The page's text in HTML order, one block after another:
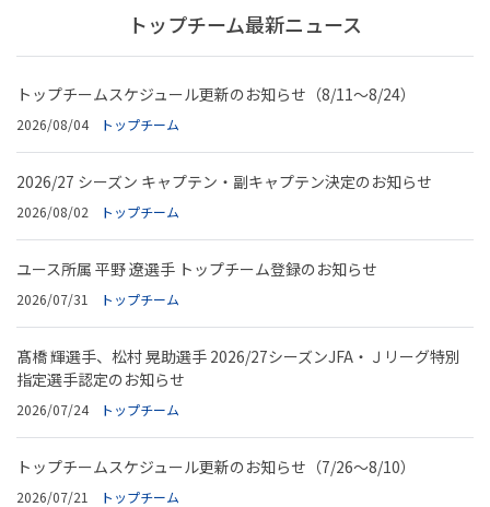
トップチーム最新ニュース
トップチームスケジュール更新のお知らせ（8/11～8/24）
2026/08/04 トップチーム
2026/27 シーズン キャプテン・副キャプテン決定のお知らせ
2026/08/02 トップチーム
ユース所属 平野 遼選手 トップチーム登録のお知らせ
2026/07/31 トップチーム
髙橋 輝選手、松村 晃助選手 2026/27シーズンJFA・Ｊリーグ特別
指定選手認定のお知らせ
2026/07/24 トップチーム
トップチームスケジュール更新のお知らせ（7/26～8/10）
2026/07/21 トップチーム